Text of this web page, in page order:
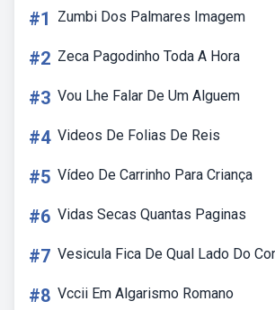
#1 Zumbi Dos Palmares Imagem
#2 Zeca Pagodinho Toda A Hora
#3 Vou Lhe Falar De Um Alguem
#4 Videos De Folias De Reis
#5 Vídeo De Carrinho Para Criança
#6 Vidas Secas Quantas Paginas
#7 Vesicula Fica De Qual Lado Do
#8 Vccii Em Algarismo Romano